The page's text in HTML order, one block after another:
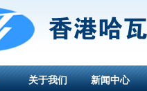
关于我们 新闻中心